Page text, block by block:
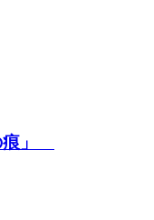
痕」